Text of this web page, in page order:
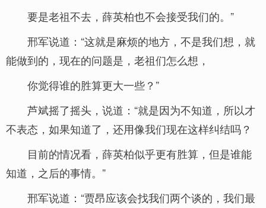
要是老祖不去，薛英柏也不会接受我们的。”
邢军说道：“这就是麻烦的地方，不是我们想，就
能做到的，现在的问题是，老祖们怎么想，
你觉得谁的胜算更大一些？”
芦斌摇了摇头，说道：“就是因为不知道，所以才
不表态，如果知道了，还用像我们现在这样纠结吗？
目前的情况看，薛英柏似乎更有胜算，但是谁能
知道，之后的事情。”
邢军说道：“贾昂应该会找我们两个谈的，我们最